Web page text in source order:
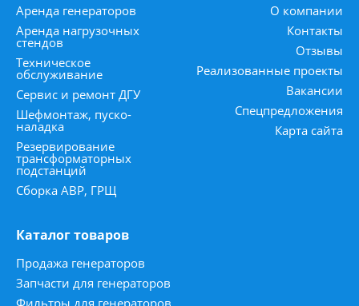
Аренда генераторов
Аренда нагрузочных
стендов
Техническое
обслуживание
Сервис и ремонт ДГУ
Шефмонтаж, пуско-
наладка
Резервирование
трансформаторных
подстанций
Сборка АВР, ГРЩ
О компании
Контакты
Отзывы
Реализованные проекты
Вакансии
Спецпредложения
Карта сайта
Каталог товаров
Продажа генераторов
Запчасти для генераторов
Фильтры для генераторов